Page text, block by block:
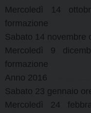
Mercoledì 14
formazione
Sabato 14 novembre
Mercoledì 9
formazione
Anno 2016
Sabato 23 gennaio
Mercoledì 24